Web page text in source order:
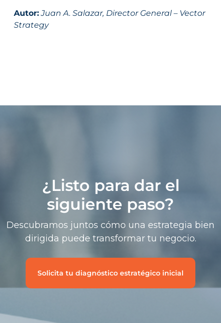
Autor: Juan A. Salazar, Director General – Vector
Strategy
¿Listo para dar el
siguiente paso?
Descubramos juntos cómo una estrategia bien
dirigida puede transformar tu negocio.
Solicita tu diagnóstico estratégico inicial